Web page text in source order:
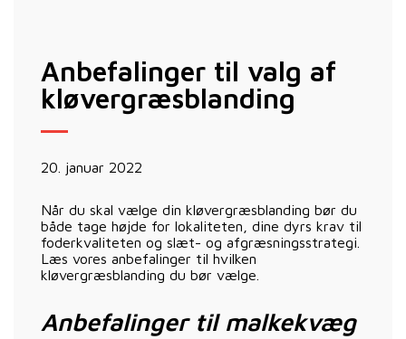
Anbefalinger til valg af
kløvergræsblanding
20. januar 2022
Når du skal vælge din kløvergræsblanding bør du
både tage højde for lokaliteten, dine dyrs krav til
foderkvaliteten og slæt- og afgræsningsstrategi.
Læs vores anbefalinger til hvilken
kløvergræsblanding du bør vælge.
Anbefalinger til malkekvæg